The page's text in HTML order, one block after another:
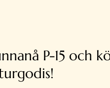
P-15 och